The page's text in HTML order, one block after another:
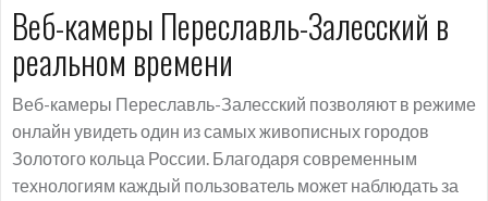
Веб-камеры Переславль-Залесский в
реальном времени
Веб-камеры Переславль-Залесский позволяют в режиме
онлайн увидеть один из самых живописных городов
Золотого кольца России. Благодаря современным
технологиям каждый пользователь может наблюдать за